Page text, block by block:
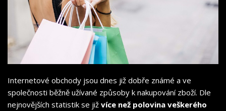
Internetové obchody jsou dnes již dobře známé a ve
společnosti běžně užívané způsoby k nakupování zboží. Dle
nejnovějších statistik se již více než polovina veškerého